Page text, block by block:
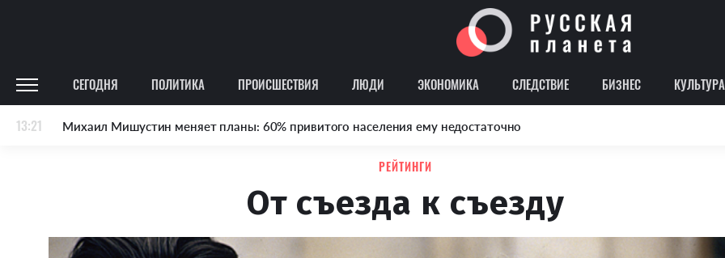
СЕГОДНЯ ПОЛИТИКА ПРОИСШЕСТВИЯ ЛЮДИ ЭКОНОМИКА СЛЕДСТВИЕ БИЗНЕС КУЛЬТУРА
13:21 Михаил Мишустин меняет планы: 60% привитого населения ему недостаточно
РЕЙТИНГИ
От съезда к съезду